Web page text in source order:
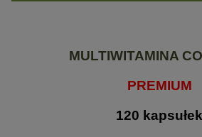
MULTIWITAMINA
PREMIUM
120 kapsułek